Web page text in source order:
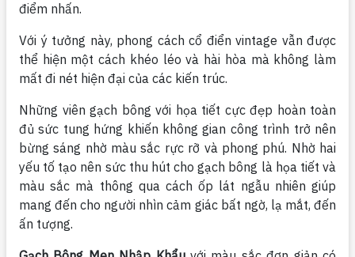
điểm nhấn.
Với ý tưởng này, phong cách cổ điển vintage vẫn được
thể hiện một cách khéo léo và hài hòa mà không làm
mất đi nét hiện đại của các kiến trúc.
Những viên gạch bông với họa tiết cực đẹp hoàn toàn
đủ sức tung hứng khiến không gian công trình trở nên
bừng sáng nhờ màu sắc rực rỡ và phong phú. Nhờ hai
yếu tố tạo nên sức thu hút cho gạch bông là họa tiết và
màu sắc mà thông qua cách ốp lát ngẫu nhiên giúp
mang đến cho người nhìn cảm giác bất ngờ, lạ mắt, đến
ấn tượng.